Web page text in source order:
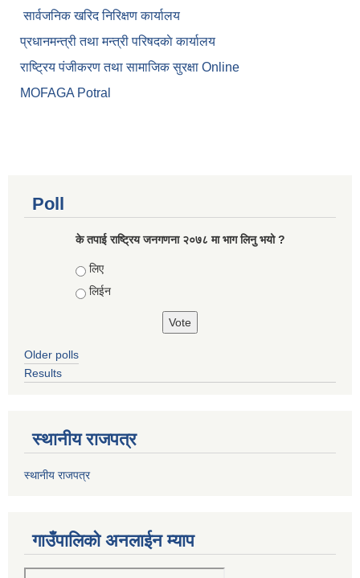
सार्वजनिक खरिद निरिक्षण कार्यालय
प्रधानमन्त्री तथा मन्त्री परिषदकाे कार्यालय
राष्ट्रिय पंजीकरण तथा सामाजिक सुरक्षा Online
MOFAGA Potral
Poll
के तपाई राष्ट्रिय जनगणना २०७८ मा भाग लिनु भयो ?
Choices
लिए
लिईन
Older polls
Results
स्थानीय राजपत्र
स्थानीय राजपत्र
गाउँपालिको अनलाईन म्याप